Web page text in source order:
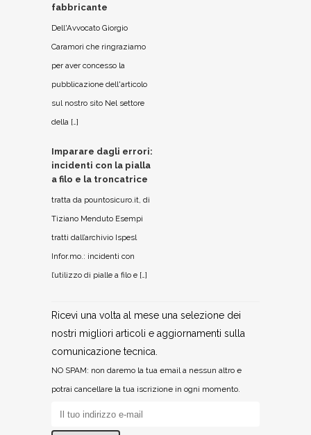
fabbricante
Dell'Avvocato Giorgio
Caramori che ringraziamo
per aver concesso la
pubblicazione dell'articolo
sul nostro sito Nel settore
della […]
Imparare dagli errori:
incidenti con la pialla
a filo e la troncatrice
tratta da pountosicuro.it, di
Tiziano Menduto Esempi
tratti dall’archivio Ispesl
Infor.mo.: incidenti con
l’utilizzo di pialle a filo e […]
Ricevi una volta al mese una selezione dei
nostri migliori articoli e aggiornamenti sulla
comunicazione tecnica.
NO SPAM: non daremo la tua email a nessun altro e
potrai cancellare la tua iscrizione in ogni momento.